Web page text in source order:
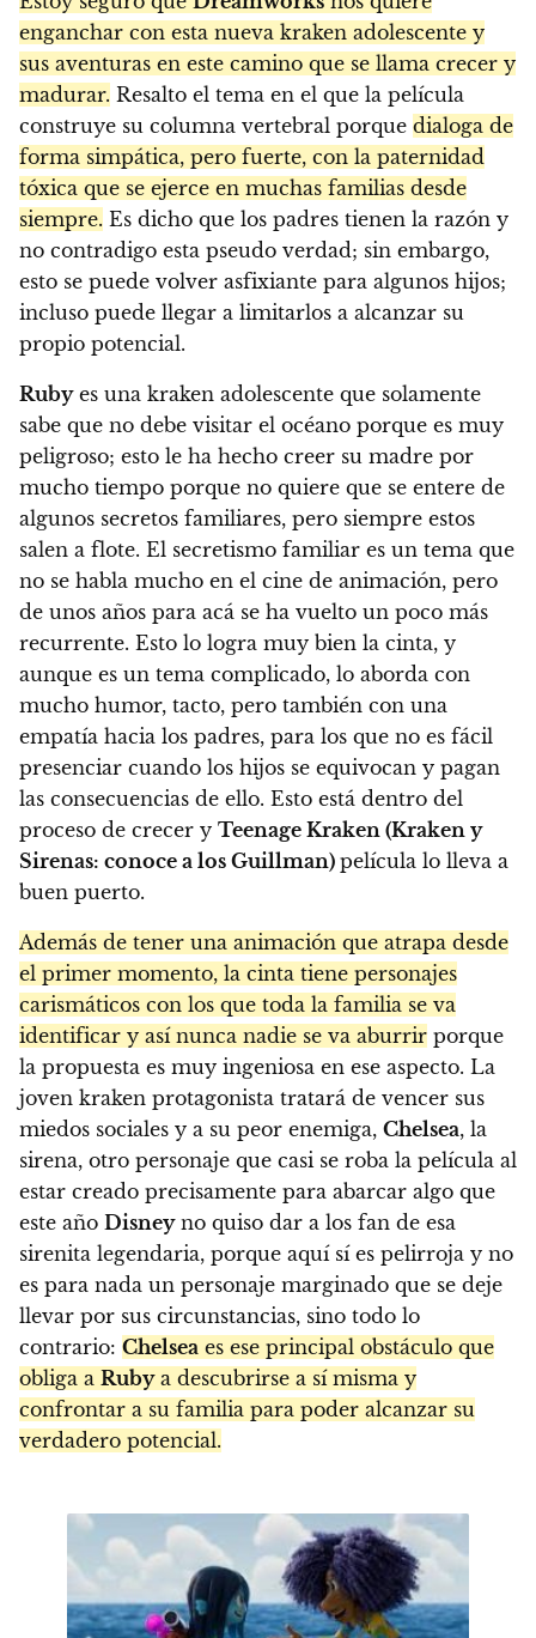
enganchar con esta nueva kraken adolescente y
sus aventuras en este camino que se llama crecer y
madurar. Resalto el tema en el que la película
construye su columna vertebral porque dialoga de
forma simpática, pero fuerte, con la paternidad
tóxica que se ejerce en muchas familias desde
siempre. Es dicho que los padres tienen la razón y
no contradigo esta pseudo verdad; sin embargo,
esto se puede volver asfixiante para algunos hijos;
incluso puede llegar a limitarlos a alcanzar su
propio potencial.
Rubyes una kraken adolescente que solamente
sabe que no debe visitar el océano porque es muy
peligroso; esto le ha hecho creer su madre por
mucho tiempo porque no quiere que se entere de
algunos secretos familiares, pero siempre estos
salen a flote. El secretismo familiar es un tema que
no se habla mucho en el cine de animación, pero
de unos años para acá se ha vuelto un poco más
recurrente. Esto lo logra muy bien la cinta, y
aunque es un tema complicado, lo aborda con
mucho humor, tacto, pero también con una
empatía hacia los padres, para los que no es fácil
presenciar cuando los hijos se equivocan y pagan
las consecuencias de ello. Esto está dentro del
proceso de crecer y Teenage Kraken (Kraken y
Sirenas: conoce a los Guillman) película lo lleva a
buen puerto.
Además de tener una animación que atrapa desde
el primer momento, la cinta tiene personajes
carismáticos con los que toda la familia se va
identificar y así nunca nadie se va aburrir porque
la propuesta es muy ingeniosa en ese aspecto. La
joven kraken protagonista tratará de vencer sus
miedos sociales y a su peor enemiga, Chelsea, la
sirena, otro personaje que casi se roba la película al
estar creado precisamente para abarcar algo que
este año Disneyno quiso dar a los fan de esa
sirenita legendaria, porque aquí sí es pelirroja y no
es para nada un personaje marginado que se deje
llevar por sus circunstancias, sino todo lo
contrario: Chelsea es ese principal obstáculo que
obliga a Rubya descubrirse a sí misma y
confrontar a su familia para poder alcanzar su
verdadero potencial.